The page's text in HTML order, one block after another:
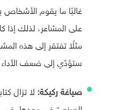
غالبًا ما يقوم الأشخاص
على المشاعر، لذلك إذا
مثلًا تفتقر إلى هذه
ستؤدّي إلى ضعف الأداء
صياغة ركيكة: لا تزال